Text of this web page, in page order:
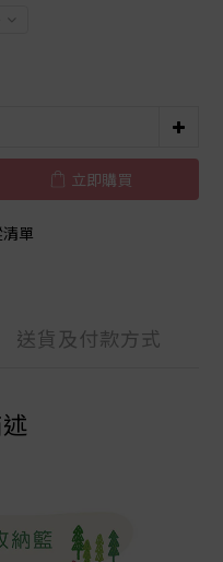
立即購買
單
送貨及付款方式